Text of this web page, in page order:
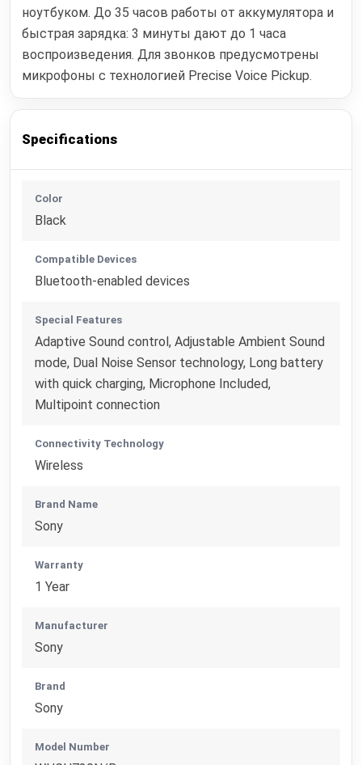
ноутбуком. До 35 часов работы от аккумулятора и
быстрая зарядка: 3 минуты дают до 1 часа
воспроизведения. Для звонков предусмотрены
микрофоны с технологией Precise Voice Pickup.
Specifications
Color
Black
Compatible Devices
Bluetooth-enabled devices
Special Features
Adaptive Sound control, Adjustable Ambient Sound
mode, Dual Noise Sensor technology, Long battery
with quick charging, Microphone Included,
Multipoint connection
Connectivity Technology
Wireless
Brand Name
Sony
Warranty
1 Year
Manufacturer
Sony
Brand
Sony
Model Number